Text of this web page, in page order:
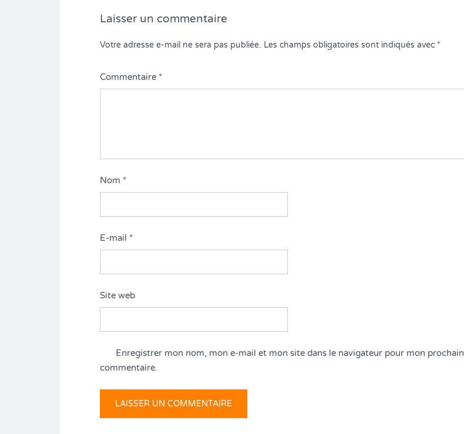
Laisser un commentaire
Votre adresse e-mail ne sera pas publiée. Les champs obligatoires sont indiqués avec *
Commentaire *
Nom *
E-mail *
Site web
Enregistrer mon nom, mon e-mail et mon site dans le navigateur pour mon prochain
commentaire.